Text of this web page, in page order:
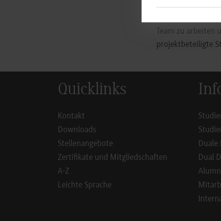
Sinne eines
Team zu arbeiten
projektbeteiligte
Quicklinks
Kontakt
Downloads
Stellenangebote
Zertifikate und Mitgliedschaften
A-Z
Leichte Sprache
Duale
Dual